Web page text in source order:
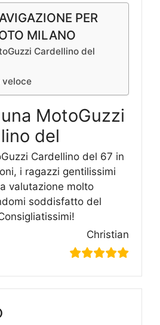
PER
MILANO
Cardellino del
veloce
MotoGuzzi
del
Cardellino del 67 in
i ragazzi gentilissimi
valutazione molto
soddisfatto del
Christian